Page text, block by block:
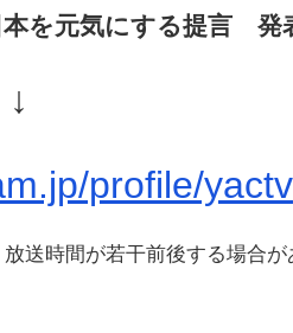
を元気にする提言 発
profile/yactv
送時間が若干前後する場合が